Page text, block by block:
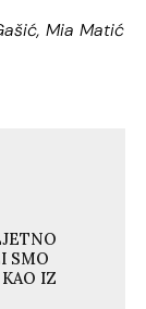
Mia Matić
SMO
IZ